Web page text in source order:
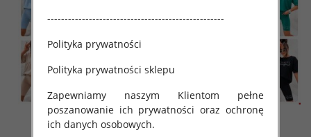
---------------------------------------------------
Polityka prywatności
Polityka prywatności sklepu
Zapewniamy naszym Klientom pełne
poszanowanie ich prywatności oraz ochronę
ich danych osobowych.